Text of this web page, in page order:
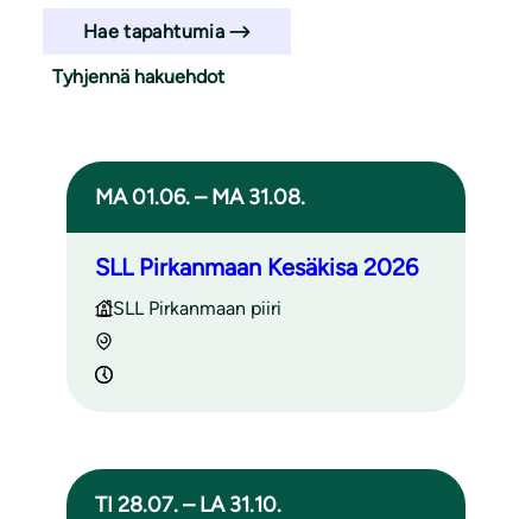
Hae tapahtumia
Tyhjennä hakuehdot
Haun tulokset
MA 01.06. – MA 31.08.
SLL Pirkanmaan Kesäkisa 2026
SLL Pirkanmaan piiri
TI 28.07. – LA 31.10.